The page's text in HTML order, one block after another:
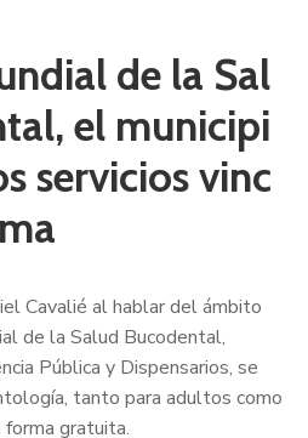
de la Sal
el municipi
servicios vinc
Cavalié al hablar del ámbito
de la Salud Bucodental,
Pública y Dispensarios, se
tanto para adultos como
forma gratuita.